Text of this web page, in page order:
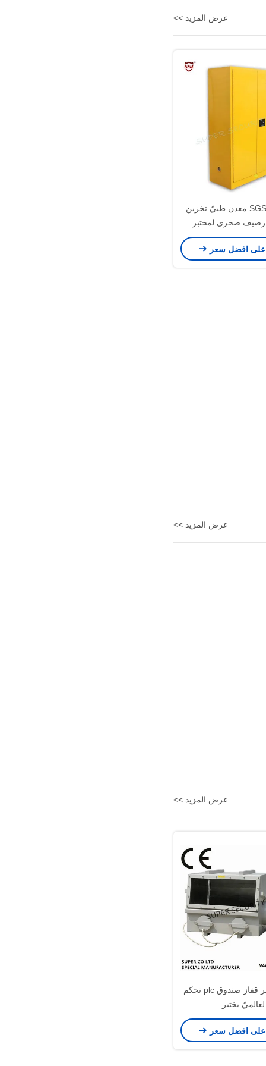
عرض المزيد >>
45 جالون SGS معدن طبيّ تخزين
افضل سعر
عرض المزيد >>
عرض المزيد >>
فرّغت مختبر قفاز صندوق plc تحكم
لعالميّ يختبر
افضل سعر